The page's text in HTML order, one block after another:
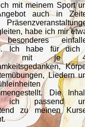
mit meinem Sport
auch in
habe ich mir
Ich habe für dich
mit je
Liedern
Die
ich passend
zu meinen